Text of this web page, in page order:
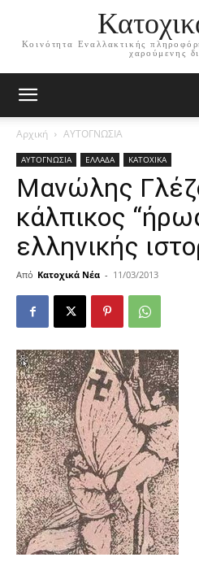
Κοινότητα Εναλλακτικής
χαρούμενης
Αρχική ΑΥΤΟΓΝΩΣΙΑ
ΑΥΤΟΓΝΩΣΙΑ ΕΛΛΑΔΑ ΚΑΤΟΧΙΚΑ
Μανώλης
κάλπικος
ελληνικής
Από Κατοχικά Νέα - 11/03/2013